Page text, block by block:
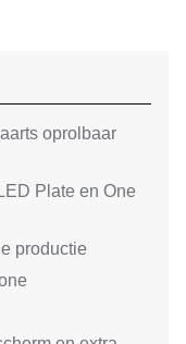
oprolbaar
Plate en One
productie